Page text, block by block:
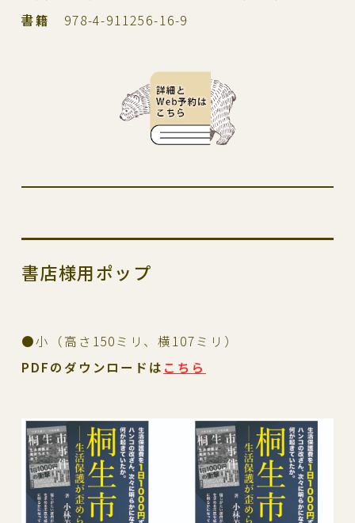
書籍
978-4-911256-16-9
書店様用ポップ
●小（高さ150ミリ、横107ミリ）
PDFのダウンロードは こちら